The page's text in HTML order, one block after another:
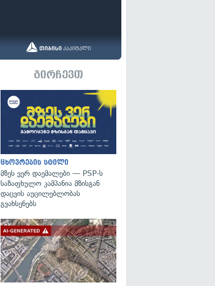
გირჩევთ
ცხოვრების სტილი
მზეს ვერ დაემალები — PSP-ს
საზაფხულო კამპანია მზისგან
დაცვის აუცილებლობას
გვახსენებს